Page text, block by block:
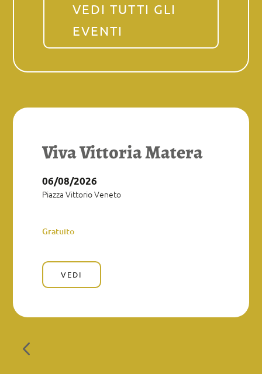
VEDI TUTTI GLI
EVENTI
Viva Vittoria Matera
06/08/2026
Piazza Vittorio Veneto
Gratuito
VEDI
4